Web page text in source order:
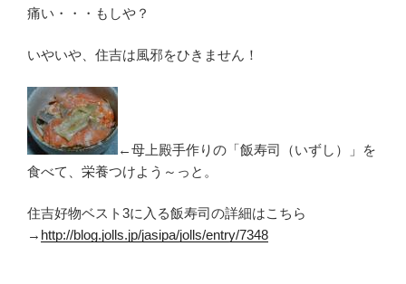
痛い・・・もしや？
いやいや、住吉は風邪をひきません！
←母上殿手作りの「飯寿司（いずし）」を
食べて、栄養つけよう～っと。
住吉好物ベスト3に入る飯寿司の詳細はこちら
→ http://blog.jolls.jp/jasipa/jolls/entry/7348